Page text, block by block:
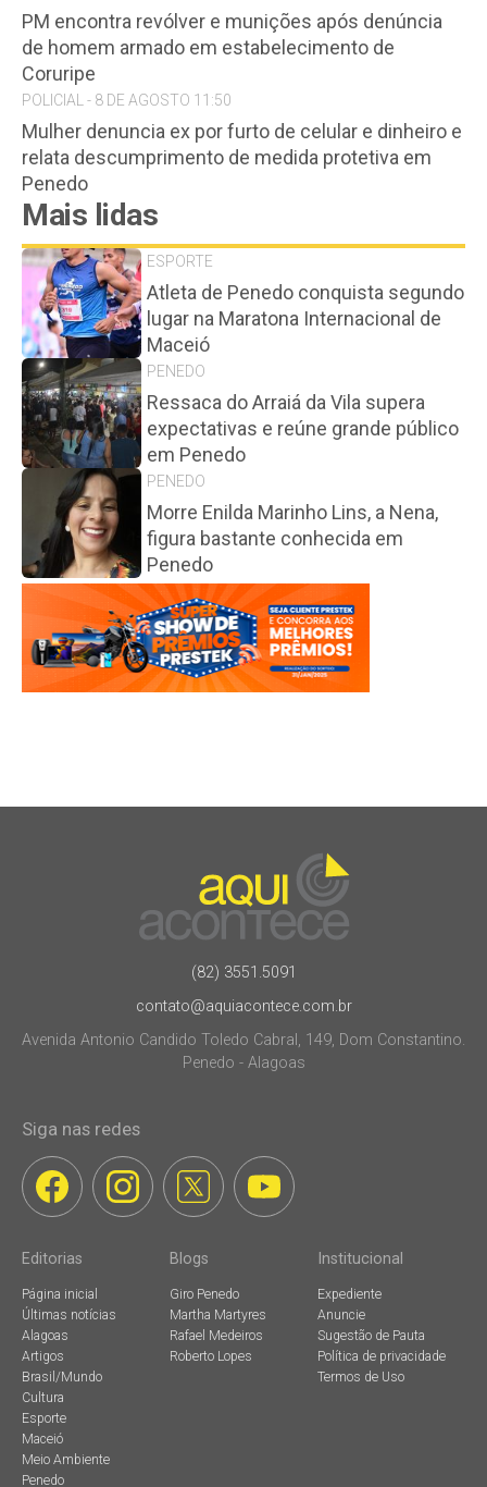
PM encontra revólver e munições após denúncia
de homem armado em estabelecimento de
Coruripe
POLICIAL - 8 DE AGOSTO 11:50
Mulher denuncia ex por furto de celular e dinheiro e
relata descumprimento de medida protetiva em
Penedo
Mais lidas
ESPORTE
Atleta de Penedo conquista segundo
lugar na Maratona Internacional de
Maceió
PENEDO
Ressaca do Arraiá da Vila supera
expectativas e reúne grande público
em Penedo
PENEDO
Morre Enilda Marinho Lins, a Nena,
figura bastante conhecida em
Penedo
(82) 3551.5091
contato@aquiacontece.com.br
Avenida Antonio Candido Toledo Cabral, 149, Dom Constantino.
Penedo - Alagoas
Siga nas redes
Editorias
Página inicial
Últimas notícias
Alagoas
Artigos
Brasil/Mundo
Cultura
Esporte
Maceió
Meio Ambiente
Penedo
Blogs
Giro Penedo
Martha Martyres
Rafael Medeiros
Roberto Lopes
Institucional
Expediente
Anuncie
Sugestão de Pauta
Política de privacidade
Termos de Uso